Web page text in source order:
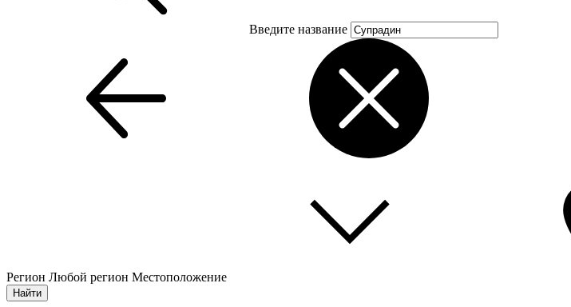
Введите название
Регион Любой регион Местоположение